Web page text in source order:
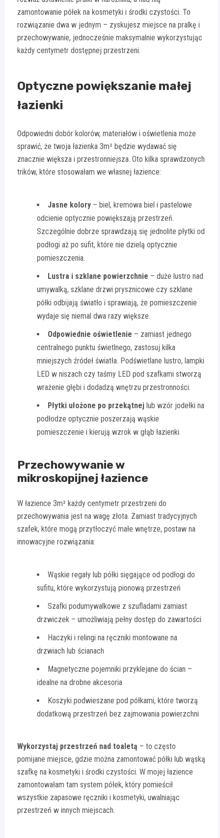
zamontowanie półek na kosmetyki i środki czystości. To
rozwiązanie dwa w jednym – zyskujesz miejsce na pralkę i
przechowywanie, jednocześnie maksymalnie wykorzystując
każdy centymetr dostępnej przestrzeni.
Optyczne powiększanie małej
łazienki
Odpowiedni dobór kolorów, materiałów i oświetlenia może
sprawić, że twoja łazienka 3m² będzie wydawać się
znacznie większa i przestronniejsza. Oto kilka sprawdzonych
trików, które stosowałam we własnej łazience:
Jasne kolory – biel, kremowa biel i pastelowe
odcienie optycznie powiększają przestrzeń.
Szczególnie dobrze sprawdzają się jednolite płytki od
podłogi aż po sufit, które nie dzielą optycznie
pomieszczenia.
Lustra i szklane powierzchnie – duże lustro nad
umywalką, szklane drzwi prysznicowe czy szklane
półki odbijają światło i sprawiają, że pomieszczenie
wydaje się niemal dwa razy większe.
Odpowiednie oświetlenie – zamiast jednego
centralnego punktu świetlnego, zastosuj kilka
mniejszych źródeł światła. Podświetlane lustro, lampki
LED w niszach czy taśmy LED pod szafkami stworzą
wrażenie głębi i dodadzą wnętrzu przestronności.
Płytki ułożone po przekątnej lub wzór jodełki na
podłodze optycznie poszerzają wąskie
pomieszczenie i kierują wzrok w głąb łazienki.
Przechowywanie w
mikroskopijnej łazience
W łazience 3m² każdy centymetr przestrzeni do
przechowywania jest na wagę złota. Zamiast tradycyjnych
szafek, które mogą przytłoczyć małe wnętrze, postaw na
innowacyjne rozwiązania:
Wąskie regały lub półki sięgające od podłogi do
sufitu, które wykorzystują pionową przestrzeń
Szafki podumywalkowe z szufladami zamiast
drzwiczek – umożliwiają pełny dostęp do zawartości
Haczyki i relingi na ręczniki montowane na
drzwiach lub ścianach
Magnetyczne pojemniki przyklejane do ścian –
idealne na drobne akcesoria
Koszyki podwieszane pod półkami, które tworzą
dodatkową przestrzeń bez zajmowania powierzchni
Wykorzystaj przestrzeń nad toaletą – to często
pomijane miejsce, gdzie można zamontować półki lub wąską
szafkę na kosmetyki i środki czystości. W mojej łazience
zamontowałam tam system półek, który pomieścił
wszystkie zapasowe ręczniki i kosmetyki, uwalniając
przestrzeń w innych miejscach.